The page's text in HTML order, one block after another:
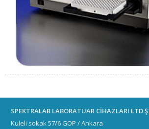
SPEKTRALAB LABORATUAR CİHAZLARI
Kuleli sokak 57/6 GOP / Ankara